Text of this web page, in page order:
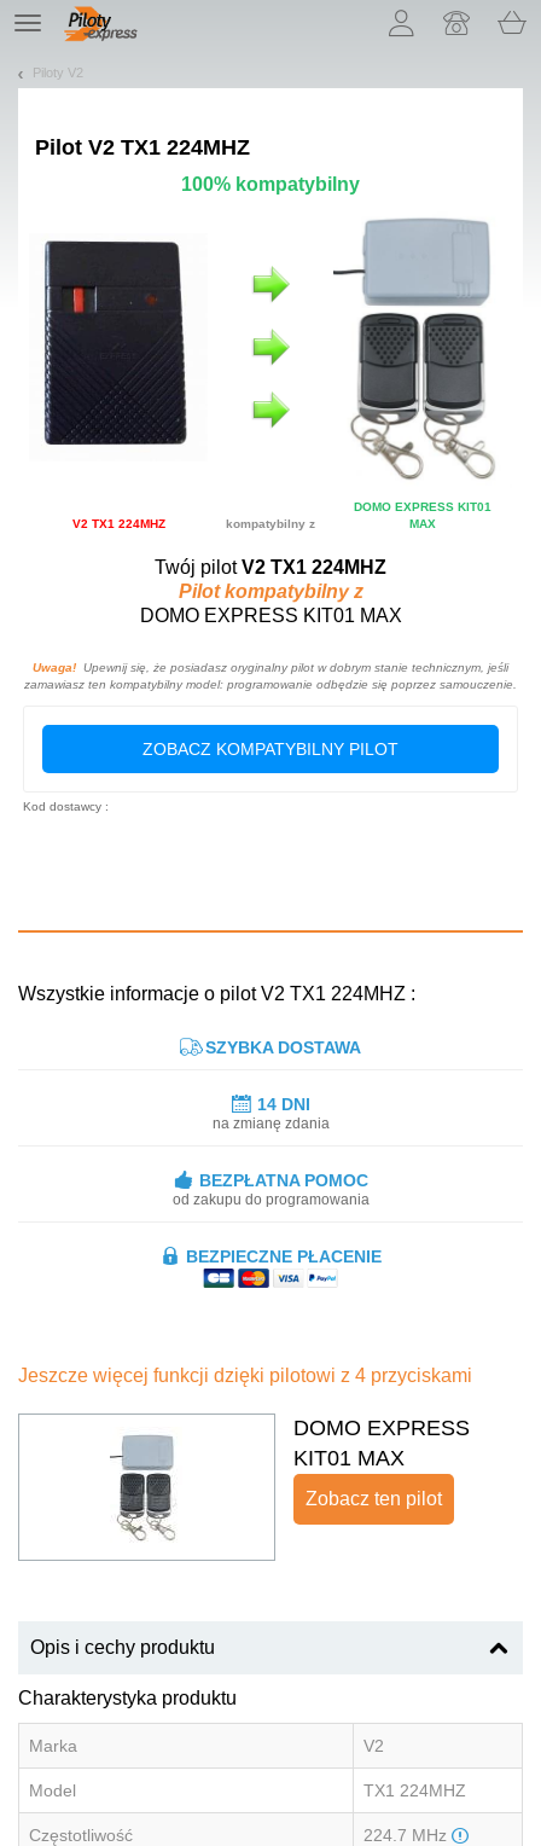
TE
navigation
Piloty V2
Pilot V2 TX1 224MHZ
100% kompatybilny
V2 TX1 224MHZ kompatybilny z
DOMO EXPRESS KIT01
MAX
Twój pilotV2 TX1 224MHZ
Pilot kompatybilny z
DOMO EXPRESS KIT01 MAX
Uwaga! Upewnij się, że posiadasz oryginalny pilot w dobrym stanie technicznym, jeśli
zamawiasz ten kompatybilny model: programowanie odbędzie się poprzez samouczenie.
ZOBACZ KOMPATYBILNY PILOT
Kod dostawcy :
Wszystkie informacje o pilot V2 TX1 224MHZ :
SZYBKA DOSTAWA
14 DNI
na zmianę zdania
BEZPŁATNA POMOC
od zakupu do programowania
BEZPIECZNE PŁACENIE
Jeszcze więcej funkcji dzięki pilotowi z 4 przyciskami
DOMO EXPRESS
KIT01 MAX
Zobacz ten pilot
Opis i cechy produktu
Charakterystyka produktu
Marka V2
Model TX1 224MHZ
Częstotliwość 224.7 MHz
Pozwól, że przedstawimy nasze ciasteczka!